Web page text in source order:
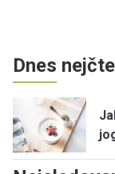
Dnes